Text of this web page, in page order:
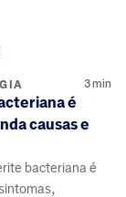
3min
é
causas e
bacteriana é